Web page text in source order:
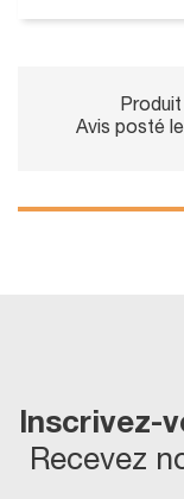
Avis posté
Inscrivez-
Recevez